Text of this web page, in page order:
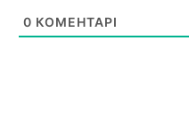
0 КОМЕНТАРІ